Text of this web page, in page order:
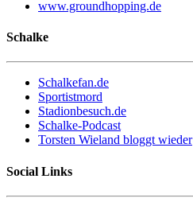
www.groundhopping.de
Schalke
Schalkefan.de
Sportistmord
Stadionbesuch.de
Schalke-Podcast
Torsten Wieland bloggt wieder
Social Links